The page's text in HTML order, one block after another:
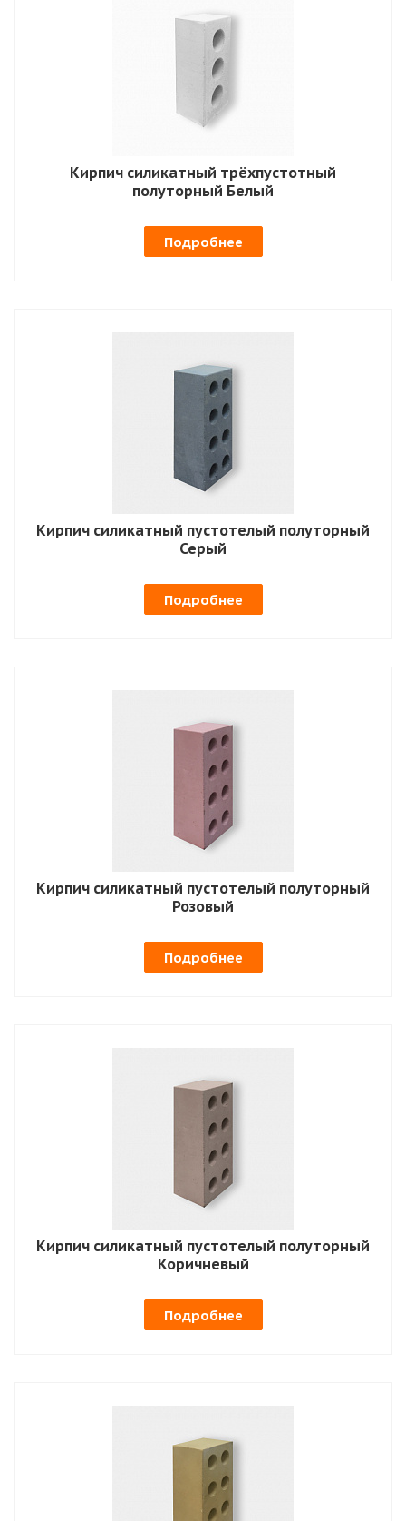
Кирпич силикатный трёхпустотный
полуторный Белый
Подробнее
Кирпич силикатный пустотелый полуторный
Серый
Подробнее
Кирпич силикатный пустотелый полуторный
Розовый
Подробнее
Кирпич силикатный пустотелый полуторный
Коричневый
Подробнее